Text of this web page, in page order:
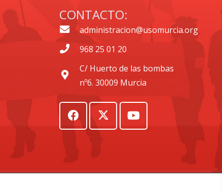
CONTACTO:
administracion@usomurcia.org
968 25 01 20
C/ Huerto de las bombas
nº6. 30009 Murcia